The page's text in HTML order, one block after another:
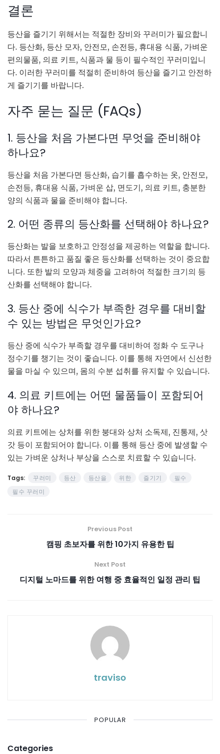
결론
등산을 즐기기 위해서는 적절한 장비와 꾸러미가 필요합니
다. 등산화, 등산 모자, 안전모, 손전등, 휴대용 식품, 가벼운
편의물품, 의료 키트, 식품과 물 등이 필수적인 꾸러미입니
다. 이러한 꾸러미를 적절히 준비하여 등산을 즐기고 안전하
게 즐기기를 바랍니다.
자주 묻는 질문 (FAQs)
1. 등산을 처음 가본다면 무엇을 준비해야
하나요?
등산을 처음 가본다면 등산화, 습기를 흡수하는 옷, 안전모,
손전등, 휴대용 식품, 가벼운 삽, 면도기, 의료 키트, 충분한
양의 식품과 물을 준비해야 합니다.
2. 어떤 종류의 등산화를 선택해야 하나요?
등산화는 발을 보호하고 안정성을 제공하는 역할을 합니다.
따라서 튼튼하고 품질 좋은 등산화를 선택하는 것이 중요합
니다. 또한 발의 모양과 체중을 고려하여 적절한 크기의 등
산화를 선택해야 합니다.
3. 등산 중에 식수가 부족한 경우를 대비할
수 있는 방법은 무엇인가요?
등산 중에 식수가 부족할 경우를 대비하여 정화 수 도구나
정수기를 챙기는 것이 좋습니다. 이를 통해 자연에서 신선한
물을 마실 수 있으며, 몸의 수분 섭취를 유지할 수 있습니다.
4. 의료 키트에는 어떤 물품들이 포함되어
야 하나요?
의료 키트에는 상처를 위한 붕대와 상처 소독제, 진통제, 삿
갓 등이 포함되어야 합니다. 이를 통해 등산 중에 발생할 수
있는 가벼운 상처나 부상을 스스로 치료할 수 있습니다.
Tags: 꾸러미 등산 등산을 위한 즐기기
필수
필수 꾸러미
Previous Post
캠핑 초보자를 위한 10가지 유용한 팁
Next Post
디지털 노마드를 위한 여행 중 효율적인 일정 관리 팁
traviso
POPULAR
Categories